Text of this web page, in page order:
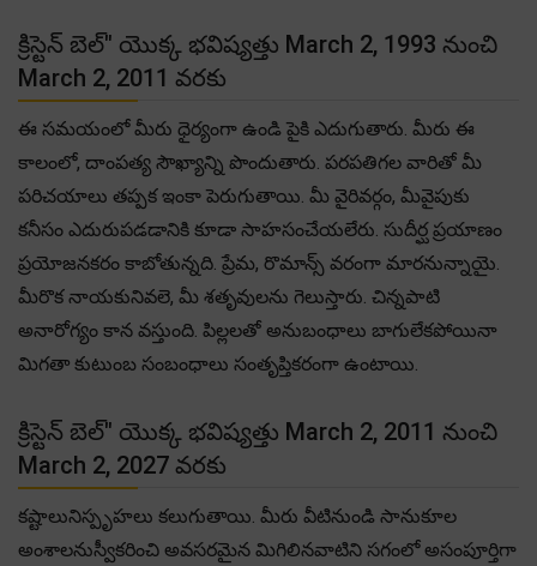
క్రిస్టెన్ బెల్" యొక్క భవిష్యత్తు March 2, 1993 నుంచి
March 2, 2011 వరకు
ఈ సమయంలో మీరు ధైర్యంగా ఉండి పైకి ఎదుగుతారు. మీరు ఈ
కాలంలో, దాంపత్య సౌఖ్యాన్ని పొందుతారు. పరపతిగల వారితో మీ
పరిచయాలు తప్పక ఇంకా పెరుగుతాయి. మీ వైరివర్గం, మీవైపుకు
కనీసం ఎదురుపడడానికి కూడా సాహసంచేయలేరు. సుదీర్ఘ ప్రయాణం
ప్రయోజనకరం కాబోతున్నది. ప్రేమ, రొమాన్స్ వరంగా మారనున్నాయై.
మీరొక నాయకునివలె, మీ శతృవులను గెలుస్తారు. చిన్నపాటి
అనారోగ్యం కాన వస్తుంది. పిల్లలతో అనుబంధాలు బాగులేకపోయినా
మిగతా కుటుంబ సంబంధాలు సంతృప్తికరంగా ఉంటాయి.
క్రిస్టెన్ బెల్" యొక్క భవిష్యత్తు March 2, 2011 నుంచి
March 2, 2027 వరకు
కష్టాలునిస్పృహలు కలుగుతాయి. మీరు వీటినుండి సానుకూల
అంశాలనుస్వీకరించి అవసరమైన మిగిలినవాటిని సగంలో అసంపూర్తిగా